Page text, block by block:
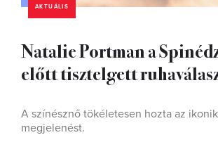
AKTUÁLIS
Natalie Portman a
előtt tisztelgett
A színésznő tökéletesen hozta az
megjelenést.